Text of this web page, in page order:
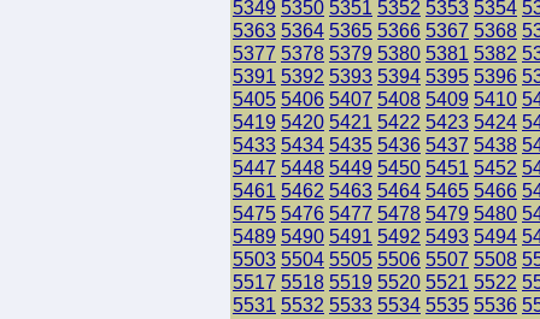
5349 5350 5351 5352 5353 5354
5363 5364 5365 5366 5367 5368
5377 5378 5379 5380 5381 5382
5391 5392 5393 5394 5395 5396
5405 5406 5407 5408 5409 5410
5419 5420 5421 5422 5423 5424
5433 5434 5435 5436 5437 5438
5447 5448 5449 5450 5451 5452
5461 5462 5463 5464 5465 5466
5475 5476 5477 5478 5479 5480
5489 5490 5491 5492 5493 5494
5503 5504 5505 5506 5507 5508
5517 5518 5519 5520 5521 5522
5531 5532 5533 5534 5535 5536